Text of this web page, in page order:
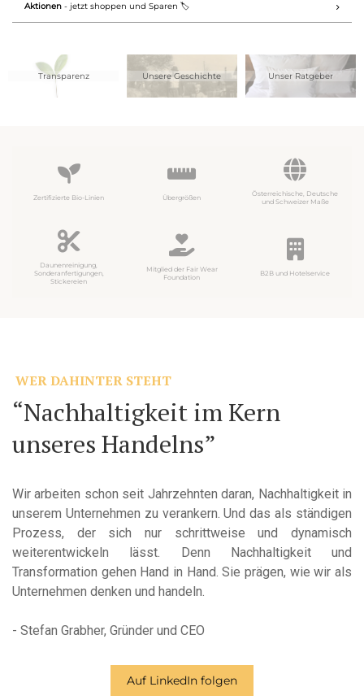
Aktionen - jetzt shoppen und Sparen 🏷️
Transparenz Unsere Geschichte Unser Ratgeber
Zertifizierte Bio-Linien Übergrößen
Österreichische, Deutsche
und Schweizer Maße
Daunenreinigung,
Sonderanfertigungen,
Stickereien
Mitglied der Fair Wear
Foundation
B2B und Hotelservice
WER DAHINTER STEHT
“Nachhaltigkeit im Kern
unseres Handelns”
Wir arbeiten schon seit Jahrzehnten daran, Nachhaltigkeit in
unserem Unternehmen zu verankern. Und das als ständigen
Prozess, der sich nur schrittweise und dynamisch
weiterentwickeln lässt. Denn Nachhaltigkeit und
Transformation gehen Hand in Hand. Sie prägen, wie wir als
Unternehmen denken und handeln.
- Stefan Grabher, Gründer und CEO
Auf LinkedIn folgen